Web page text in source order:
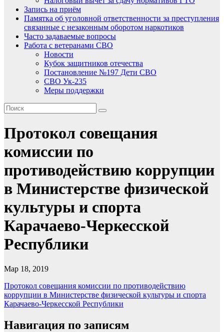
Запись на приём
Памятка об уголовной ответственности за преступления
связанные с незаконным оборотом наркотиков
Часто задаваемые вопросы
Работа с ветеранами СВО
Новости
Кубок защитников отечества
Постановление №197 Дети СВО
СВО Ук-235
Меры поддержки
Протокол совещания
комиссии по
противодействию коррупции
в Министерстве физической
культуры и спорта
Карачаево-Черкесской
Республики
Мар 18, 2019
Протокол совещания комиссии по противодействию
коррупции в Министерстве физической культуры и спорта
Карачаево-Черкесской Республики
Навигация по записям